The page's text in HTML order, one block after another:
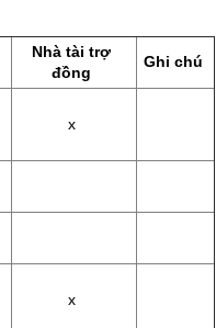
Nhà tài trợ
đồng
Ghi chú
x
x